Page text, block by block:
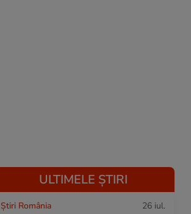
ULTIMELE ȘTIRI
Știri România 26 iul.